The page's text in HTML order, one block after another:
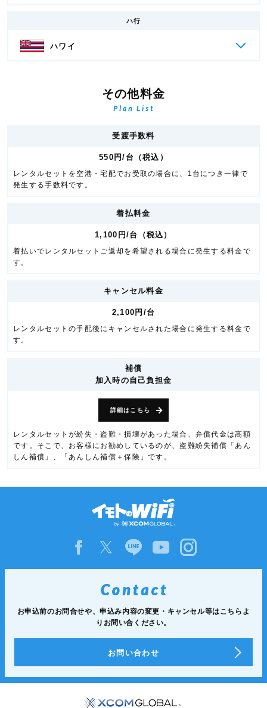
ハ行
ハワイ
その他料金
Plan List
受渡手数料
550円/台（税込）
レンタルセットを空港・宅配でお受取の場合に、1台につき一律で
発生する手数料です。
着払料金
1,100円/台（税込）
着払いでレンタルセットご返却を希望される場合に発生する料金で
す。
キャンセル料金
2,100円/台
レンタルセットの手配後にキャンセルされた場合に発生する料金で
す。
補償
加入時の自己負担金
詳細はこちら
レンタルセットが紛失・盗難・損壊があった場合、弁償代金は高額
です。そこで、お客様にお勧めしているのが、盗難紛失補償「あん
しん補償」、「あんしん補償＋保険」です。
お申込前のお問合せや、申込み内容の変更・キャンセル等はこちらよ
りお問い合ください。
お問い合わせ